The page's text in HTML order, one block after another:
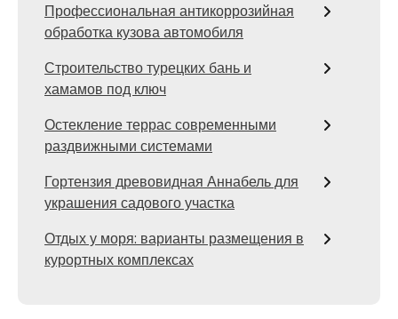
Профессиональная антикоррозийная
обработка кузова автомобиля
Строительство турецких бань и
хамамов под ключ
Остекление террас современными
раздвижными системами
Гортензия древовидная Аннабель для
украшения садового участка
Отдых у моря: варианты размещения в
курортных комплексах